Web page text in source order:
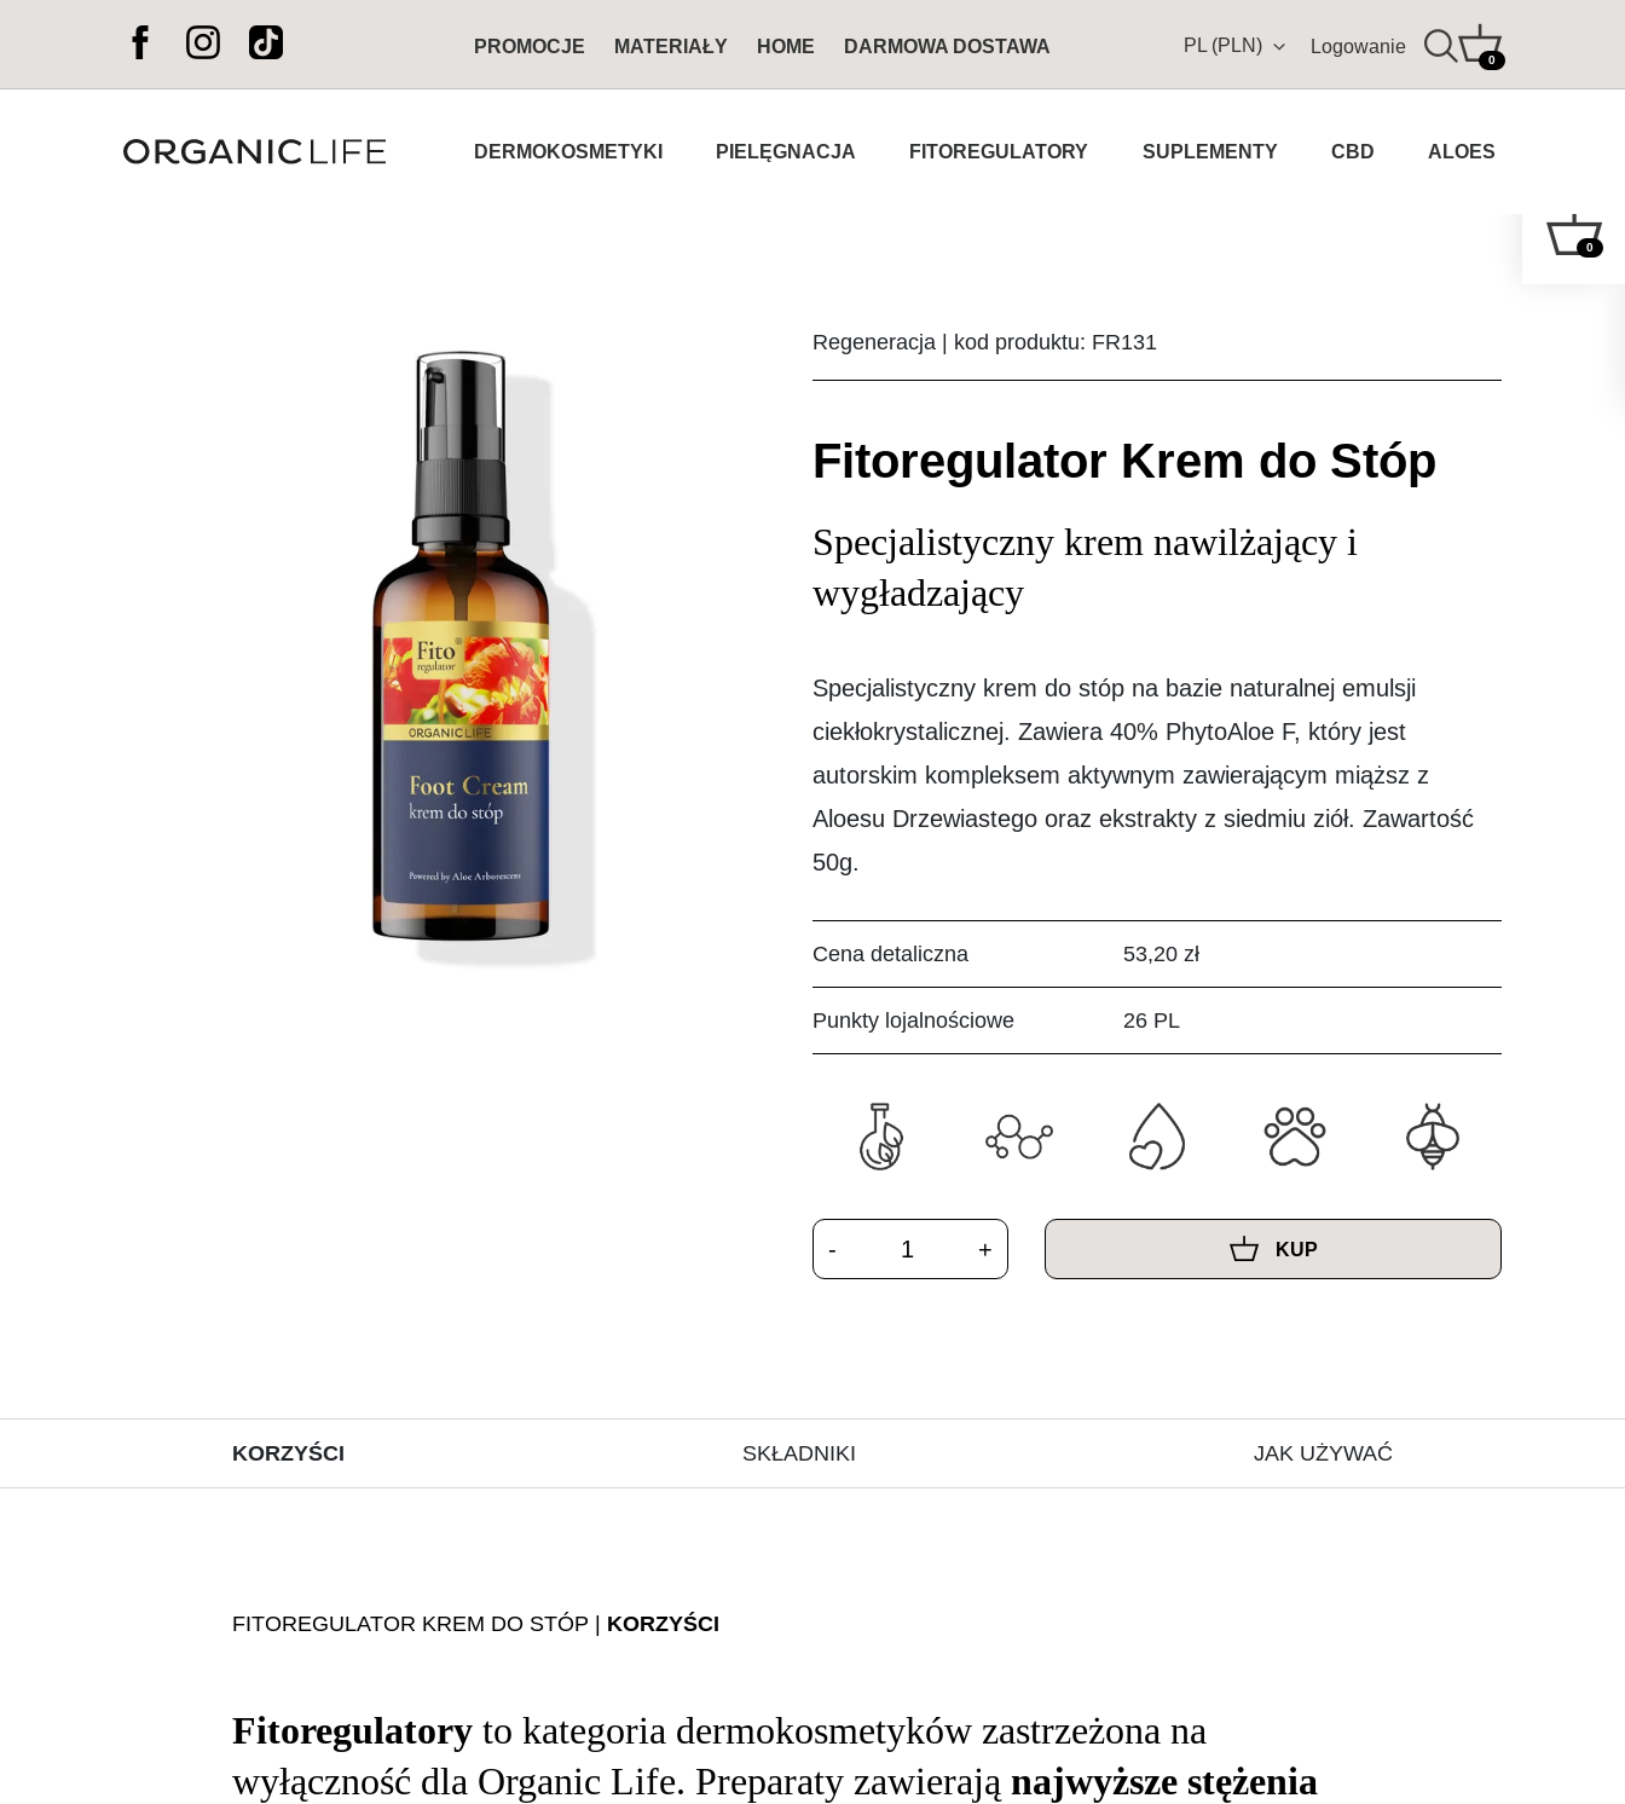
PROMOCJE MATERIAŁY HOME DARMOWA DOSTAWA PL (PLN) Logowanie
0
DERMOKOSMETYKI PIELĘGNACJA FITOREGULATORY SUPLEMENTY CBD ALOES
0
Regeneracja | kod produktu: FR131
Fitoregulator Krem do Stóp
Specjalistyczny krem nawilżający i
wygładzający
Specjalistyczny krem do stóp na bazie naturalnej emulsji
ciekłokrystalicznej. Zawiera 40% PhytoAloe F, który jest
autorskim kompleksem aktywnym zawierającym miąższ z
Aloesu Drzewiastego oraz ekstrakty z siedmiu ziół. Zawartość
50g.
Cena detaliczna 53,20 zł
Punkty lojalnościowe 26 PL
KUP
KORZYŚCI SKŁADNIKI JAK UŻYWAĆ
FITOREGULATOR KREM DO STÓP | KORZYŚCI
Fitoregulatory to kategoria dermokosmetyków zastrzeżona na
wyłączność dla Organic Life. Preparaty zawierają najwyższe stężenia